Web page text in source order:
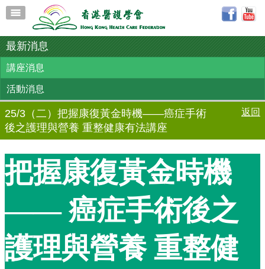
最新消息
講座消息
活動消息
25/3（二）把握康復黃金時機——癌症手術
後之護理與營養 重整健康有法講座
返回
把握康復黃金時機
—— 癌症手術後之
護理與營養 重整健